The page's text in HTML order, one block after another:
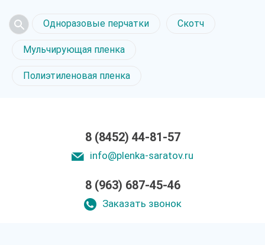
Одноразовые перчатки Скотч
Мульчирующая пленка
Полиэтиленовая пленка
8 (8452) 44-81-57
info@plenka-saratov.ru
8 (963) 687-45-46
Заказать звонок